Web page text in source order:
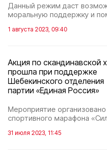
Данный режим даст
моральную поддержку и
1 августа 2023, 09:40
Акция по скандинавской
прошла при поддержке
Шебекинского отделения
партии «Единая Россия»
Мероприятие
спортивного марафона
31 июля 2023, 11:45